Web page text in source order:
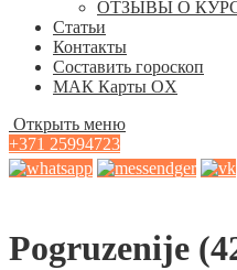
ОТЗЫВЫ О
Статьи
Контакты
Составить гороскоп
МАК Карты OХ
Открыть меню
+371 25994723
Pogruzenije